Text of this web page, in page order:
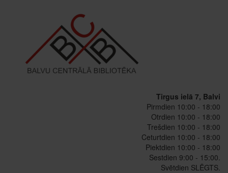
Tirgus ielā 7, Balvi
Pirmdien 10:00 - 18:00
Otrdien 10:00 - 18:00
Trešdien 10:00 - 18:00
Ceturtdien 10:00 - 18:00
Piektdien 10:00 - 18:00
Sestdien 9:00 - 15:00.
Svētdien SLĒGTS.